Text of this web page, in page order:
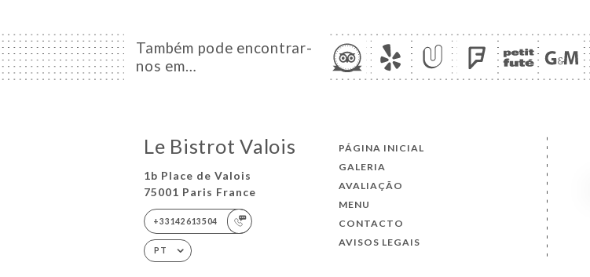
Também pode encontrar-
nos em…
Le Bistrot Valois
1b Place de Valois
75001 Paris France
+33142613504
PT
PÁGINA INICIAL
GALERIA
AVALIAÇÃO
MENU
CONTACTO
AVISOS LEGAIS